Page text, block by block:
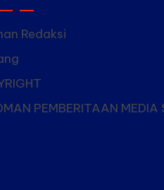
Redaksi
PEMBERITAAN MEDIA